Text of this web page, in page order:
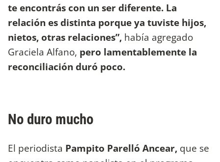
te encontrás con un ser diferente. La
relación es distinta porque ya tuviste hijos,
nietos, otras relaciones”, había agregado
Graciela Alfano, pero lamentablemente la
reconciliación duró poco.
No duro mucho
El periodista Pampito Parelló Ancear, que se